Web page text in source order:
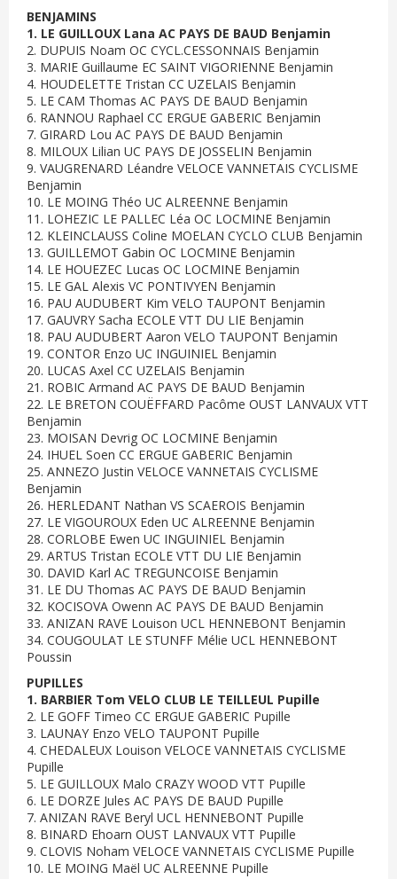
BENJAMINS
1. LE GUILLOUX Lana AC PAYS DE BAUD Benjamin
2. DUPUIS Noam OC CYCL.CESSONNAIS Benjamin
3. MARIE Guillaume EC SAINT VIGORIENNE Benjamin
4. HOUDELETTE Tristan CC UZELAIS Benjamin
5. LE CAM Thomas AC PAYS DE BAUD Benjamin
6. RANNOU Raphael CC ERGUE GABERIC Benjamin
7. GIRARD Lou AC PAYS DE BAUD Benjamin
8. MILOUX Lilian UC PAYS DE JOSSELIN Benjamin
9. VAUGRENARD Léandre VELOCE VANNETAIS CYCLISME
Benjamin
10. LE MOING Théo UC ALREENNE Benjamin
11. LOHEZIC LE PALLEC Léa OC LOCMINE Benjamin
12. KLEINCLAUSS Coline MOELAN CYCLO CLUB Benjamin
13. GUILLEMOT Gabin OC LOCMINE Benjamin
14. LE HOUEZEC Lucas OC LOCMINE Benjamin
15. LE GAL Alexis VC PONTIVYEN Benjamin
16. PAU AUDUBERT Kim VELO TAUPONT Benjamin
17. GAUVRY Sacha ECOLE VTT DU LIE Benjamin
18. PAU AUDUBERT Aaron VELO TAUPONT Benjamin
19. CONTOR Enzo UC INGUINIEL Benjamin
20. LUCAS Axel CC UZELAIS Benjamin
21. ROBIC Armand AC PAYS DE BAUD Benjamin
22. LE BRETON COUËFFARD Pacôme OUST LANVAUX VTT
Benjamin
23. MOISAN Devrig OC LOCMINE Benjamin
24. IHUEL Soen CC ERGUE GABERIC Benjamin
25. ANNEZO Justin VELOCE VANNETAIS CYCLISME
Benjamin
26. HERLEDANT Nathan VS SCAEROIS Benjamin
27. LE VIGOUROUX Eden UC ALREENNE Benjamin
28. CORLOBE Ewen UC INGUINIEL Benjamin
29. ARTUS Tristan ECOLE VTT DU LIE Benjamin
30. DAVID Karl AC TREGUNCOISE Benjamin
31. LE DU Thomas AC PAYS DE BAUD Benjamin
32. KOCISOVA Owenn AC PAYS DE BAUD Benjamin
33. ANIZAN RAVE Louison UCL HENNEBONT Benjamin
34. COUGOULAT LE STUNFF Mélie UCL HENNEBONT
Poussin
PUPILLES
1. BARBIER Tom VELO CLUB LE TEILLEUL Pupille
2. LE GOFF Timeo CC ERGUE GABERIC Pupille
3. LAUNAY Enzo VELO TAUPONT Pupille
4. CHEDALEUX Louison VELOCE VANNETAIS CYCLISME
Pupille
5. LE GUILLOUX Malo CRAZY WOOD VTT Pupille
6. LE DORZE Jules AC PAYS DE BAUD Pupille
7. ANIZAN RAVE Beryl UCL HENNEBONT Pupille
8. BINARD Ehoarn OUST LANVAUX VTT Pupille
9. CLOVIS Noham VELOCE VANNETAIS CYCLISME Pupille
10. LE MOING Maël UC ALREENNE Pupille